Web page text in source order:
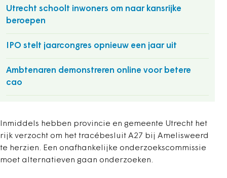
Utrecht schoolt inwoners om naar kansrijke
beroepen
IPO stelt jaarcongres opnieuw een jaar uit
Ambtenaren demonstreren online voor betere
cao
Inmiddels hebben provincie en gemeente Utrecht het
rijk verzocht om het tracébesluit A27 bij Amelisweerd
te herzien. Een onafhankelijke onderzoekscommissie
moet alternatieven gaan onderzoeken.